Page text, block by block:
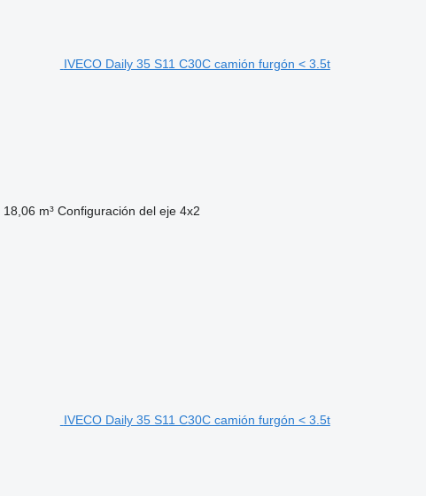
IVECO Daily 35 S11 C30C camión furgón < 3.5t
18,06 m³ Configuración del eje 4x2
IVECO Daily 35 S11 C30C camión furgón < 3.5t